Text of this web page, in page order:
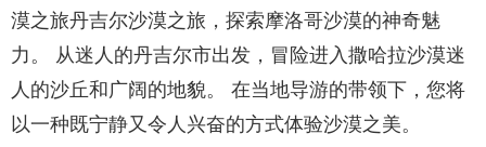
漠之旅丹吉尔沙漠之旅，探索摩洛哥沙漠的神奇魅
力。 从迷人的丹吉尔市出发，冒险进入撒哈拉沙漠迷
人的沙丘和广阔的地貌。 在当地导游的带领下，您将
以一种既宁静又令人兴奋的方式体验沙漠之美。